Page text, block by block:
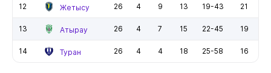
12 Жетысу 26 4 9 13 19-43 21
13 Атырау 26 4 7 15 22-45 19
14 Туран 26 4 4 18 25-58 16